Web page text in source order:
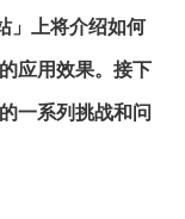
」上将介绍如何
应用效果。接下
一系列挑战和问